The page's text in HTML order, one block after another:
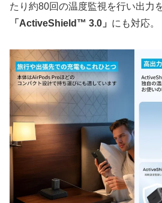
たり約80回の温度監視を行い出力
「ActiveShield™︎ 3.0」 にも対応。